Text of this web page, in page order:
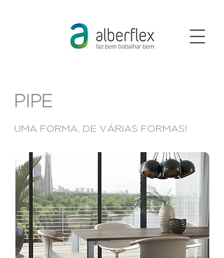
PIPE
UMA FORMA, DE VÁRIAS FORMAS!